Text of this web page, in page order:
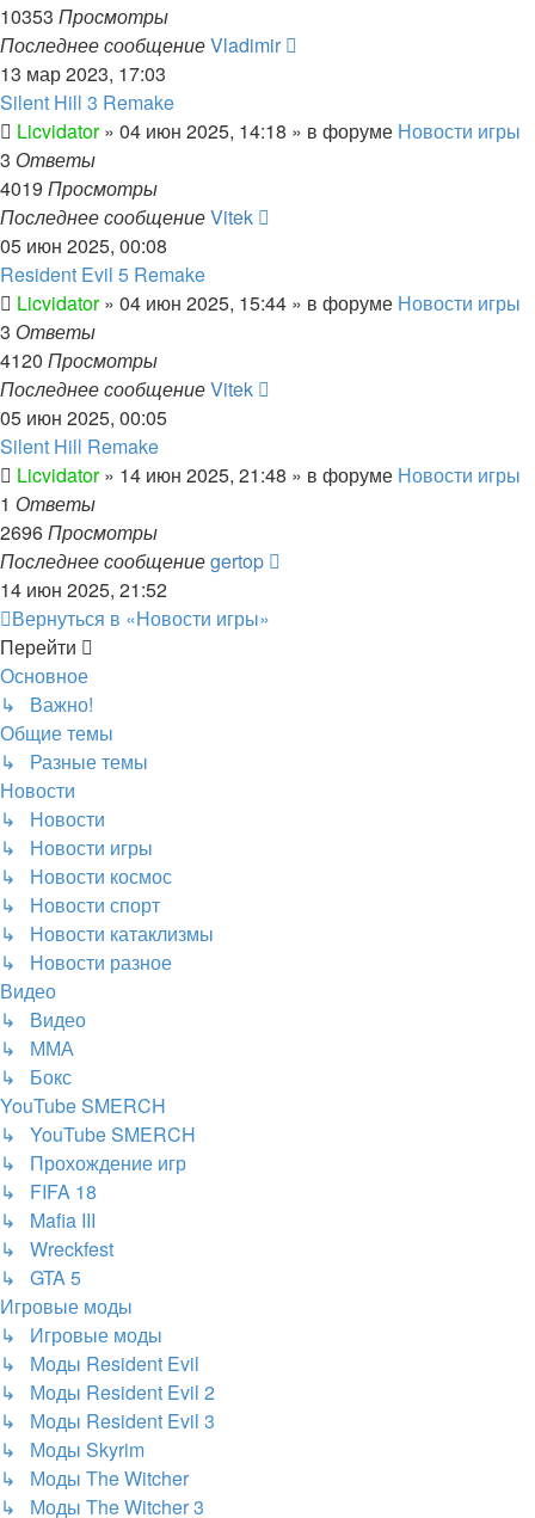
10353 Просмотры
Последнее сообщениеVladimir
13 мар 2023, 17:03
Silent Hill 3 Remake
Licvidator» 04 июн 2025, 14:18 » в форуме Новости игры
3 Ответы
4019 Просмотры
Последнее сообщениеVitek
05 июн 2025, 00:08
Resident Evil 5 Remake
Licvidator» 04 июн 2025, 15:44 » в форуме Новости игры
3 Ответы
4120 Просмотры
Последнее сообщениеVitek
05 июн 2025, 00:05
Silent Hill Remake
Licvidator» 14 июн 2025, 21:48 » в форуме Новости игры
1 Ответы
2696Просмотры
Последнее сообщениеgertop
14 июн 2025, 21:52
Вернуться в «Новости игры»
Перейти
Основное
↳ Важно!
Общие темы
↳ Разные темы
Новости
↳ Новости
↳ Новости игры
↳ Новости космос
↳ Новости спорт
↳ Новости катаклизмы
↳ Новости разное
Видео
↳ Видео
↳ ММА
↳ Бокс
YouTube SMERCH
↳ YouTube SMERCH
↳ Прохождение игр
↳ FIFA 18
↳ Mafia III
↳ Wreckfest
↳ GTA 5
Игровые моды
↳ Игровые моды
↳ Моды Resident Evil
↳ Моды Resident Evil 2
↳ Моды Resident Evil 3
↳ Моды Skyrim
↳ Моды The Witcher
↳ Моды The Witcher 3